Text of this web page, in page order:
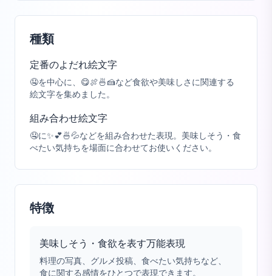
種類
定番のよだれ絵文字
🤤を中心に、😋🍖🍜🍰など食欲や美味しさに関連する
絵文字を集めました。
組み合わせ絵文字
🤤に✨💕🍜💦などを組み合わせた表現。美味しそう・食
べたい気持ちを場面に合わせてお使いください。
特徴
美味しそう・食欲を表す万能表現
料理の写真、グルメ投稿、食べたい気持ちなど、
食に関する感情をひとつで表現できます。